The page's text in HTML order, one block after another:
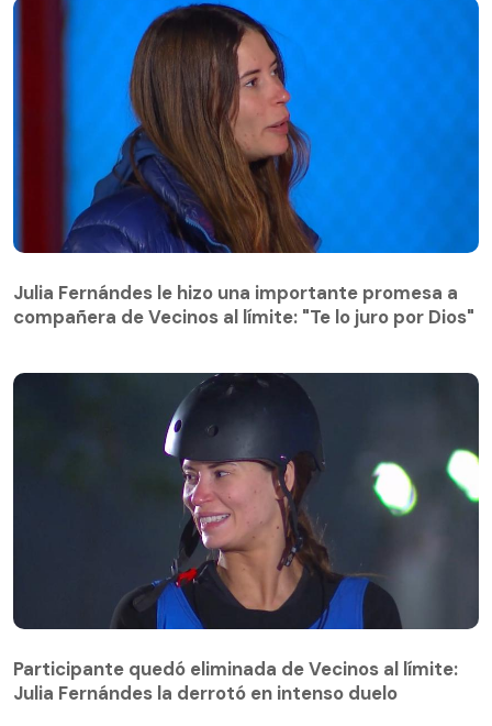
compañera de Vecinos al límite: "Te lo juro por Dios"
Julia Fernándes le hizo una importante promesa a
compañera de Vecinos al límite: "Te lo juro por Dios"
Julia Fernándes la derrotó en intenso duelo
Participante quedó eliminada de Vecinos al límite:
Julia Fernándes la derrotó en intenso duelo